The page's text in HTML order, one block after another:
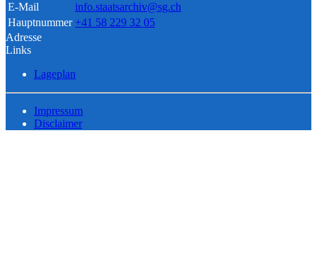
E-Mail
info.staatsarchiv@sg.ch
Hauptnummer +41 58 229 32 05
Adresse
Links
Lageplan
Impressum
Disclaimer